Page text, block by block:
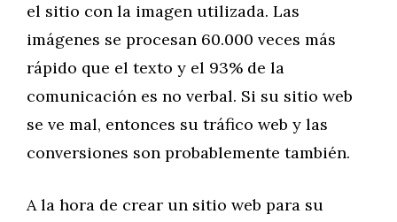
el sitio con la imagen utilizada. Las
imágenes se procesan 60.000 veces más
rápido que el texto y el 93% de la
comunicación es no verbal. Si su sitio web
se ve mal, entonces su tráfico web y las
conversiones son probablemente también.
A la hora de crear un sitio web para su